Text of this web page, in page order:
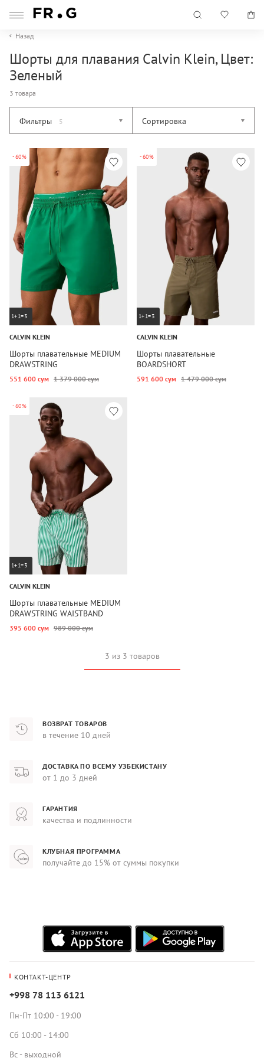
Назад
Шорты для плавания Calvin Klein, Цвет:
Зеленый
3 товара
Фильтры 5 Сортировка
-60%
1+1=3
CALVIN KLEIN
Шорты плавательные MEDIUM
DRAWSTRING
551 600 сум 1 379 000 сум
-60%
1+1=3
CALVIN KLEIN
Шорты плавательные
BOARDSHORT
591 600 сум 1 479 000 сум
-60%
1+1=3
CALVIN KLEIN
Шорты плавательные MEDIUM
DRAWSTRING WAISTBAND
395 600 сум 989 000 сум
3 из 3 товаров
ВОЗВРАТ ТОВАРОВ
в течение 10 дней
ДОСТАВКА ПО ВСЕМУ УЗБЕКИСТАНУ
от 1 до 3 дней
ГАРАНТИЯ
качества и подлинности
КЛУБНАЯ ПРОГРАММА
получайте до 15% от суммы покупки
КОНТАКТ-ЦЕНТР
+998 78 113 6121
Пн-Пт 10:00 - 19:00
Сб 10:00 - 14:00
Вс - выходной